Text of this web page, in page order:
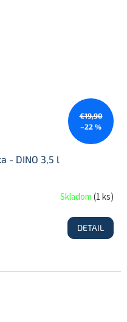
€19,90
–22 %
- DINO 3,5 l
Skladom(1 ks)
DETAIL